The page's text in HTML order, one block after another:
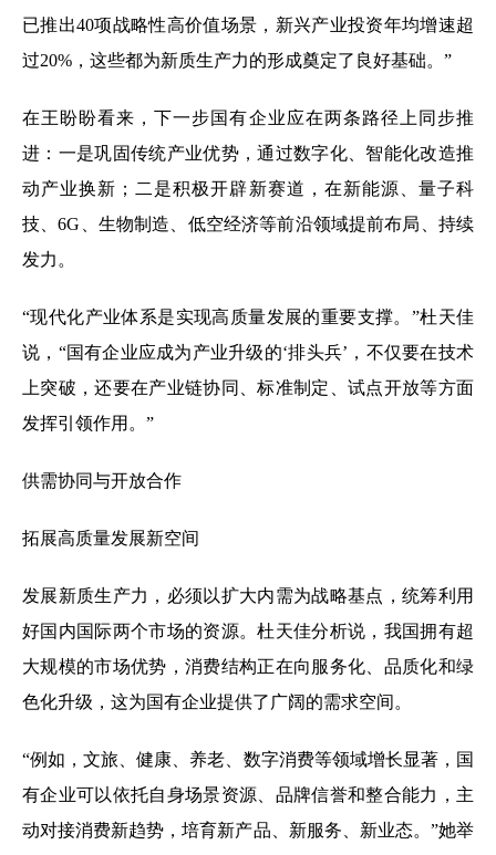
已推出40项战略性高价值场景，新兴产业投资年均增速超
过20%，这些都为新质生产力的形成奠定了良好基础。”
在王盼盼看来，下一步国有企业应在两条路径上同步推
进：一是巩固传统产业优势，通过数字化、智能化改造推
动产业换新；二是积极开辟新赛道，在新能源、量子科
技、6G、生物制造、低空经济等前沿领域提前布局、持续
发力。
“现代化产业体系是实现高质量发展的重要支撑。”杜天佳
说，“国有企业应成为产业升级的‘排头兵’，不仅要在技术
上突破，还要在产业链协同、标准制定、试点开放等方面
发挥引领作用。”
供需协同与开放合作
拓展高质量发展新空间
发展新质生产力，必须以扩大内需为战略基点，统筹利用
好国内国际两个市场的资源。杜天佳分析说，我国拥有超
大规模的市场优势，消费结构正在向服务化、品质化和绿
色化升级，这为国有企业提供了广阔的需求空间。
“例如，文旅、健康、养老、数字消费等领域增长显著，国
有企业可以依托自身场景资源、品牌信誉和整合能力，主
动对接消费新趋势，培育新产品、新服务、新业态。”她举